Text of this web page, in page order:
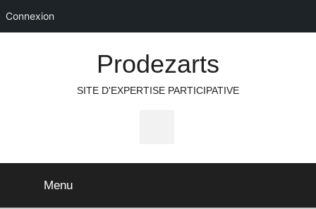
Connexion
Prodezarts
SITE D'EXPERTISE PARTICIPATIVE
Menu